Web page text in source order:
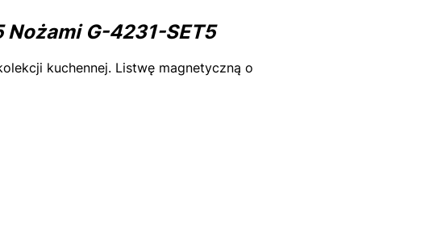
G-4231-SET5
kuchennej. Listwę magnetyczną o